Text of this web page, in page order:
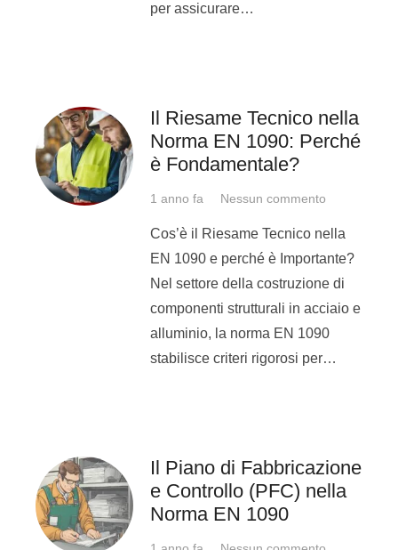
Saldatura: Imparerai le basi
Seconda settimana: 13 – 17
luglio
Tornitura: Acquisirai le basi
della tornitura tradizionale e
del controllo numerico
Disegno: Continuerai a
perfezionarti con SolidWorks
Terza settimana: 20 – 24 luglio
saldatura
tornitura
per assicurare…
Il Riesame Tecnico nella
Norma EN 1090: Perché
è Fondamentale?
1 anno fa Nessun commento
Cos’è il Riesame Tecnico nella
EN 1090 e perché è Importante?
Nel settore della costruzione di
componenti strutturali in acciaio e
alluminio, la norma EN 1090
stabilisce criteri rigorosi per…
Il Piano di Fabbricazione
e Controllo (PFC) nella
Norma EN 1090